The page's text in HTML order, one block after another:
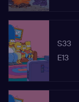
S33
E13